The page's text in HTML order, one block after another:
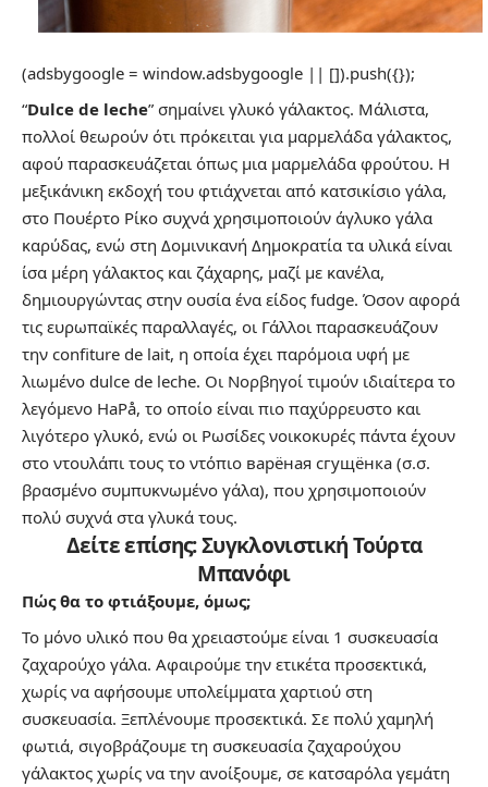
(adsbygoogle = window.adsbygoogle || []).push({});
“Dulce de leche” σημαίνει γλυκό γάλακτος. Μάλιστα,
πολλοί θεωρούν ότι πρόκειται για μαρμελάδα γάλακτος,
αφού παρασκευάζεται όπως μια μαρμελάδα φρούτου. Η
μεξικάνικη εκδοχή του φτιάχνεται από κατσικίσιο γάλα,
στο Πουέρτο Ρίκο συχνά χρησιμοποιούν άγλυκο γάλα
καρύδας, ενώ στη Δομινικανή Δημοκρατία τα υλικά είναι
ίσα μέρη γάλακτος και ζάχαρης, μαζί με κανέλα,
δημιουργώντας στην ουσία ένα είδος fudge. Όσον αφορά
τις ευρωπαϊκές παραλλαγές, οι Γάλλοι παρασκευάζουν
την confiture de lait, η οποία έχει παρόμοια υφή με
λιωμένο dulce de leche. Οι Νορβηγοί τιμούν ιδιαίτερα το
λεγόμενο HaPå, το οποίο είναι πιο παχύρρευστο και
λιγότερο γλυκό, ενώ οι Ρωσίδες νοικοκυρές πάντα έχουν
στο ντουλάπι τους το ντόπιο варёная сгущёнка (σ.σ.
βρασμένο συμπυκνωμένο γάλα), που χρησιμοποιούν
πολύ συχνά στα γλυκά τους.
Δείτε επίσης:Συγκλονιστική Τούρτα
Μπανόφι
Πώς θα το φτιάξουμε, όμως;
Το μόνο υλικό που θα χρειαστούμε είναι 1 συσκευασία
ζαχαρούχο γάλα. Αφαιρούμε την ετικέτα προσεκτικά,
χωρίς να αφήσουμε υπολείμματα χαρτιού στη
συσκευασία. Ξεπλένουμε προσεκτικά. Σε πολύ χαμηλή
φωτιά, σιγοβράζουμε τη συσκευασία ζαχαρούχου
γάλακτος χωρίς να την ανοίξουμε, σε κατσαρόλα γεμάτη